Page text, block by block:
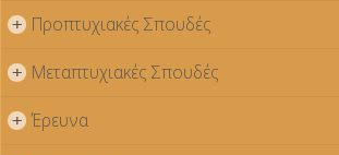
+ Προπτυχιακές Σπουδές
+ Μεταπτυχιακές Σπουδές
+ Έρευνα